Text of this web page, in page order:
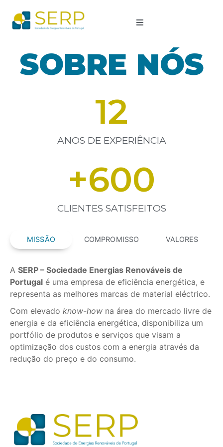
SOBRE NÓS
ANOS DE EXPERIÊNCIA
12
CLIENTES SATISFEITOS
+600
MISSÃO COMPROMISSO VALORES
A SERP – Sociedade Energias Renováveis de
Portugal é uma empresa de eficiência energética, e
representa as melhores marcas de material eléctrico.
Com elevado know-how na área do mercado livre de
energia e da eficiência energética, disponibiliza um
portfólio de produtos e serviços que visam a
optimização dos custos com a energia através da
redução do preço e do consumo.